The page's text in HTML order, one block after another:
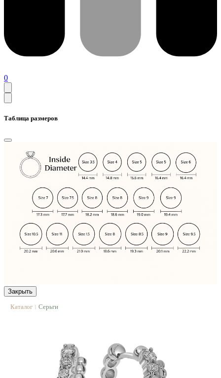
0
Таблица размеров
Закрыть
Каталог | Серьги